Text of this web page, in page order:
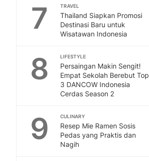
7 TRAVEL
Thailand Siapkan Promosi
Destinasi Baru untuk
Wisatawan Indonesia
8 LIFESTYLE
Persaingan Makin Sengit!
Empat Sekolah Berebut Top
3 DANCOW Indonesia
Cerdas Season 2
9 CULINARY
Resep Mie Ramen Sosis
Pedas yang Praktis dan
Nagih